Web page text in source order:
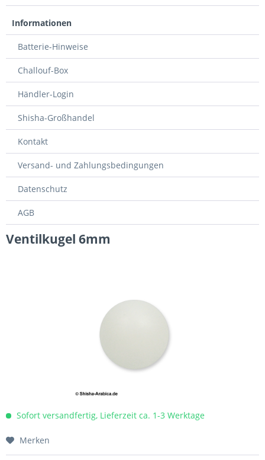
Informationen
Batterie-Hinweise
Challouf-Box
Händler-Login
Shisha-Großhandel
Kontakt
Versand- und Zahlungsbedingungen
Datenschutz
AGB
Ventilkugel 6mm
Sofort versandfertig, Lieferzeit ca. 1-3 Werktage
Merken